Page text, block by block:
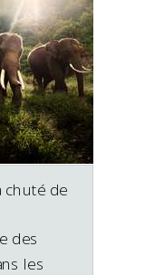
chuté de
des
les